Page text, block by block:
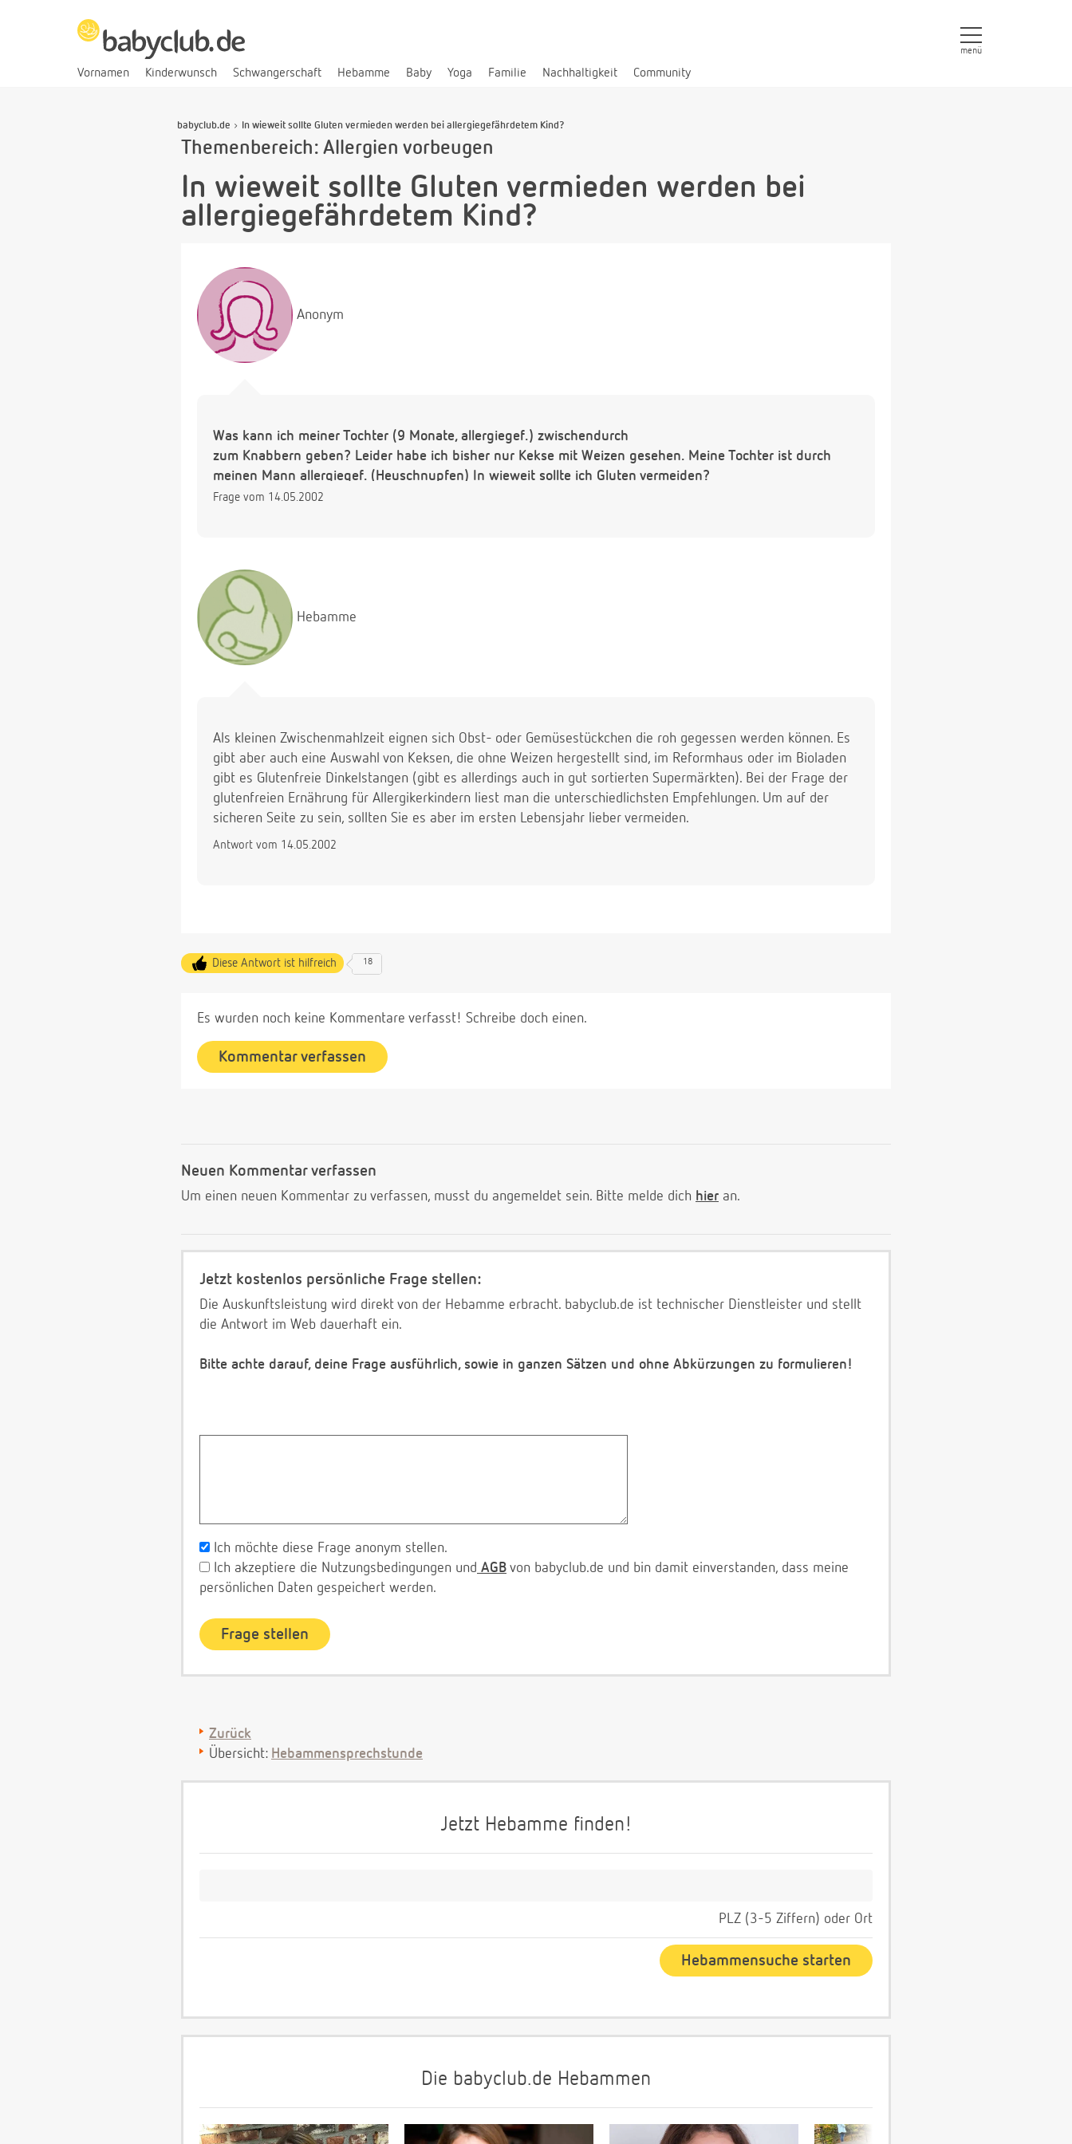
Vornamen Kinderwunsch Schwangerschaft Hebamme Baby Yoga Familie Nachhaltigkeit Community
menü
babyclub.de In wieweit sollte Gluten vermieden werden bei allergiegefährdetem Kind?
Themenbereich: Allergien vorbeugen
In wieweit sollte Gluten vermieden werden bei
allergiegefährdetem Kind?
Anonym
Was kann ich meiner Tochter (9 Monate, allergiegef.) zwischendurch
zum Knabbern geben? Leider habe ich bisher nur Kekse mit Weizen gesehen. Meine Tochter ist durch
meinen Mann allergiegef. (Heuschnupfen) In wieweit sollte ich Gluten vermeiden?
Frage vom 14.05.2002
Hebamme
Als kleinen Zwischenmahlzeit eignen sich Obst- oder Gemüsestückchen die roh gegessen werden können. Es
gibt aber auch eine Auswahl von Keksen, die ohne Weizen hergestellt sind, im Reformhaus oder im Bioladen
gibt es Glutenfreie Dinkelstangen (gibt es allerdings auch in gut sortierten Supermärkten). Bei der Frage der
glutenfreien Ernährung für Allergikerkindern liest man die unterschiedlichsten Empfehlungen. Um auf der
sicheren Seite zu sein, sollten Sie es aber im ersten Lebensjahr lieber vermeiden.
Antwort vom 14.05.2002
Diese Antwort ist hilfreich 18
Es wurden noch keine Kommentare verfasst! Schreibe doch einen.
Kommentar verfassen
Neuen Kommentar verfassen
Um einen neuen Kommentar zu verfassen, musst du angemeldet sein. Bitte melde dich hier an.
Jetzt kostenlos persönliche Frage stellen:
Die Auskunftsleistung wird direkt von der Hebamme erbracht. babyclub.de ist technischer Dienstleister und stellt
die Antwort im Web dauerhaft ein.
Bitte achte darauf, deine Frage ausführlich, sowie in ganzen Sätzen und ohne Abkürzungen zu formulieren!
Ich möchte diese Frage anonym stellen.
Ich akzeptiere die Nutzungsbedingungen und AGB von babyclub.de und bin damit einverstanden, dass meine
persönlichen Daten gespeichert werden.
Zurück
Übersicht: Hebammensprechstunde
Jetzt Hebamme finden!
PLZ (3-5 Ziffern) oder Ort
Die babyclub.de Hebammen